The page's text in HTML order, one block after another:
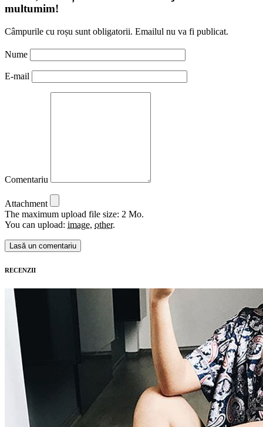
multumim!
Câmpurile cu roșu sunt obligatorii. Emailul nu va fi publicat.
Nume
E-mail
Comentariu
Attachment
The maximum upload file size: 2 Mo.
You can upload: image, other.
RECENZII